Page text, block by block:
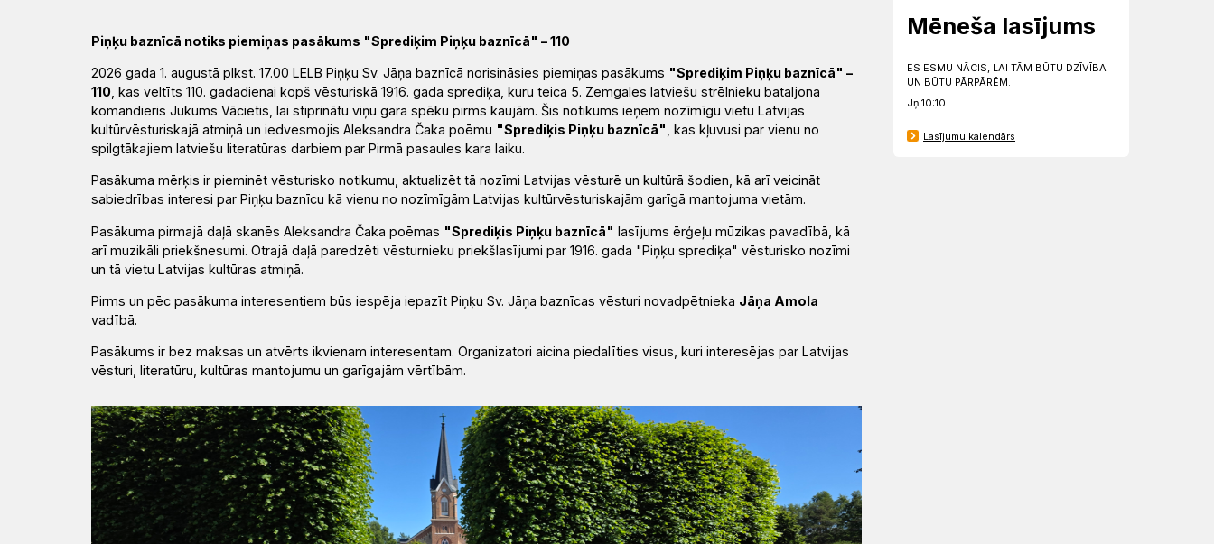
Piņķu baznīcā notiks piemiņas pasākums "Sprediķim Piņķu baznīcā" – 110
2026 gada 1. augustā plkst. 17.00 LELB Piņķu Sv. Jāņa baznīcā norisināsies piemiņas pasākums "Sprediķim Piņķu baznīcā" –
110 , kas veltīts 110. gadadienai kopš vēsturiskā 1916. gada sprediķa, kuru teica 5. Zemgales latviešu strēlnieku bataljona
komandieris Jukums Vācietis, lai stiprinātu viņu gara spēku pirms kaujām. Šis notikums ieņem nozīmīgu vietu Latvijas
kultūrvēsturiskajā atmiņā un iedvesmojis Aleksandra Čaka poēmu "Sprediķis Piņķu baznīcā" , kas kļuvusi par vienu no
spilgtākajiem latviešu literatūras darbiem par Pirmā pasaules kara laiku.
Pasākuma mērķis ir pieminēt vēsturisko notikumu, aktualizēt tā nozīmi Latvijas vēsturē un kultūrā šodien, kā arī veicināt
sabiedrības interesi par Piņķu baznīcu kā vienu no nozīmīgām Latvijas kultūrvēsturiskajām garīgā mantojuma vietām.
Pasākuma pirmajā daļā skanēs Aleksandra Čaka poēmas "Sprediķis Piņķu baznīcā" lasījums ērģeļu mūzikas pavadībā, kā
arī muzikāli priekšnesumi. Otrajā daļā paredzēti vēsturnieku priekšlasījumi par 1916. gada "Piņķu sprediķa" vēsturisko nozīmi
un tā vietu Latvijas kultūras atmiņā.
Pirms un pēc pasākuma interesentiem būs iespēja iepazīt Piņķu Sv. Jāņa baznīcas vēsturi novadpētnieka Jāņa Amola
vadībā.
Pasākums ir bez maksas un atvērts ikvienam interesentam. Organizatori aicina piedalīties visus, kuri interesējas par Latvijas
vēsturi, literatūru, kultūras mantojumu un garīgajām vērtībām.
Mēneša lasījums
ES ESMU NĀCIS, LAI TĀM BŪTU DZĪVĪBA
UN BŪTU PĀRPĀRĒM.
Jņ 10:10
Lasījumu kalendārs